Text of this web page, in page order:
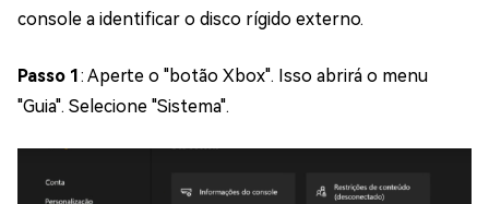
console a identificar o disco rígido externo.
Passo 1: Aperte o "botão Xbox". Isso abrirá o menu
"Guia". Selecione "Sistema".